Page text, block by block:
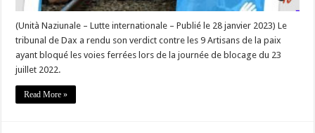
les
voies
ferrées »
–
(Unità Naziunale – Lutte internationale – Publié le 28 janvier 2023) Le
tribunal de Dax a rendu son verdict contre les 9 Artisans de la paix
ayant bloqué les voies ferrées lors de la journée de blocage du 23
juillet 2022.
Read More »